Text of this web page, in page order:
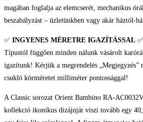
Karóra
mennyiség
magában foglalja az elemcserét, mechanikus
beszabályzást – üzletünkben vagy akár háztól-
✅ INGYENES MÉRETRE IGAZÍTÁSSAL ✅
Típustól függően minden nálunk vásárolt
igazítunk! Kérjük a megrendelés „Megjegyzés”
csukló körméretet milliméter pontossággal!
A Classic sorozat Orient Bambino RA-
kollekció ikonikus dizájnját viszi tovább egy